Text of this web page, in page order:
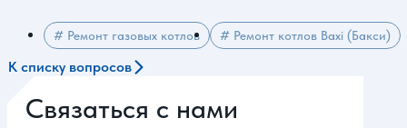
# Ремонт газовых котлов # Ремонт котлов Baxi (Бакси)
К списку вопросов
Связаться с нами